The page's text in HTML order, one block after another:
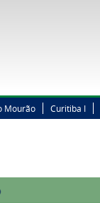
Mourão Curitiba I